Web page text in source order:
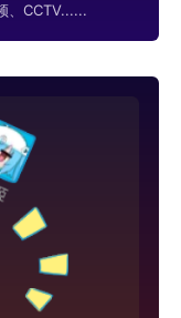
、CCTV......